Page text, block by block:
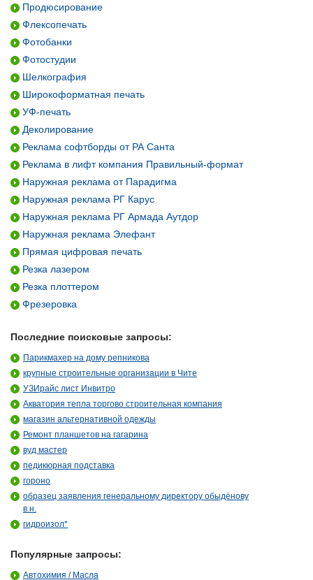
Продюсирование
Флексопечать
Фотобанки
Фотостудии
Шелкография
Широкоформатная печать
УФ-печать
Деколирование
Реклама софтборды от РА Санта
Реклама в лифт компания Правильный-формат
Наружная реклама от Парадигма
Наружная реклама РГ Карус
Наружная реклама РГ Армада Аутдор
Наружная реклама Элефант
Прямая цифровая печать
Резка лазером
Резка плоттером
Фрезеровка
Последние поисковые запросы:
Парикмахер на дому репникова
крупные строительные организации в Чите
УЗИрайс лист Инвитро
Акватория тепла торгово строительная компания
магазин альтернативной одежды
Ремонт планшетов на гагарина
вуд мастер
педикюрная подставка
гороно
образец заявления генеральному директору обыдёнову
в.н.
гидроизол*
Популярные запросы:
Автохимия / Масла